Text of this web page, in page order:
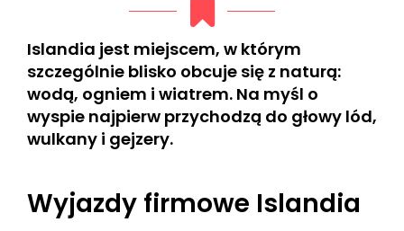
Islandia jest miejscem, w którym
szczególnie blisko obcuje się z naturą:
wodą, ogniem i wiatrem. Na myśl o
wyspie najpierw przychodzą do głowy lód,
wulkany i gejzery.
Wyjazdy firmowe Islandia